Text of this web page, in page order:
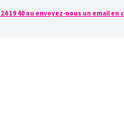
19 40 ou envoyez-nous un email en